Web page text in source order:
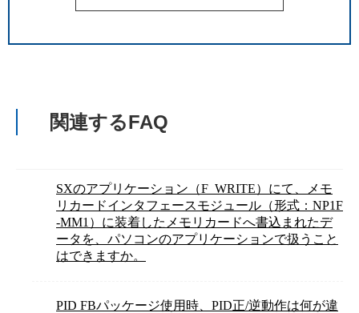
関連するFAQ
SXのアプリケーション（F_WRITE）にて、メモ
リカードインタフェースモジュール（形式：NP1F
-MM1）に装着したメモリカードへ書込まれたデ
ータを、パソコンのアプリケーションで扱うこと
はできますか。
PID FBパッケージ使用時、PID正/逆動作は何が違